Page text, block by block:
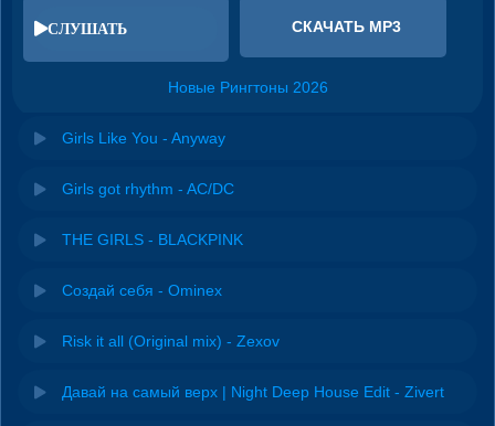
СЛУШАТЬ СКАЧАТЬ MP3
Новые Рингтоны 2026
Girls Like You - Anyway
Girls got rhythm - AC/DC
THE GIRLS - BLACKPINK
Создай себя - Ominex
Risk it all (Original mix) - Zexov
Давай на самый верх | Night Deep House Edit - Zivert